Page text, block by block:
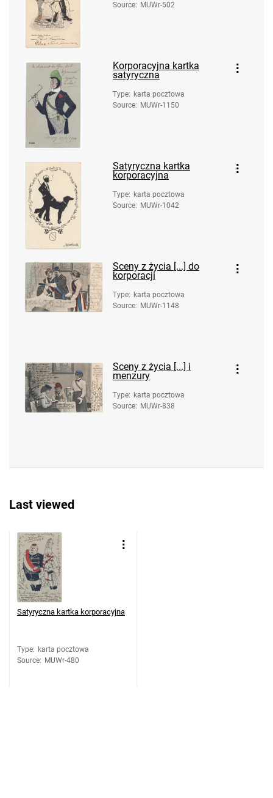
Source: MUWr-502
Korporacyjna kartka
satyryczna
Type: karta pocztowa
Source: MUWr-1150
Satyryczna kartka
korporacyjna
Type: karta pocztowa
Source: MUWr-1042
Sceny z życia [...] do
korporacji
Type: karta pocztowa
Source: MUWr-1148
Sceny z życia [...] i
menzury
Type: karta pocztowa
Source: MUWr-838
Last viewed
Satyryczna kartka korporacyjna
Type: karta pocztowa
Source: MUWr-480